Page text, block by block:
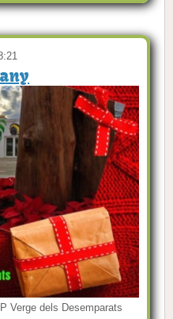
Verge dels Desemparats